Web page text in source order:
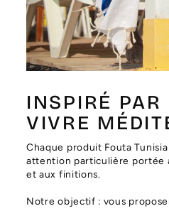
INSPIRÉ PAR
VIVRE
Chaque produit Fouta
attention particulière portée
et aux finitions.
Notre objectif : vous